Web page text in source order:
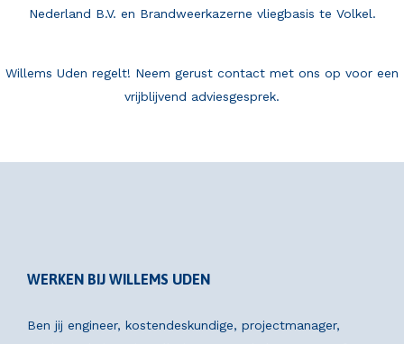
Nederland B.V. en Brandweerkazerne vliegbasis te Volkel.
Willems Uden regelt! Neem gerust contact met ons op voor een
vrijblijvend adviesgesprek.
WERKEN BIJ WILLEMS UDEN
Ben jij engineer, kostendeskundige, projectmanager,